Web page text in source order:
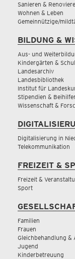
Sanieren &
Wohnen & Leben
Gemeinnützige/
BILDUNG &
Aus- und
Kindergärten &
Landesarchiv
Landesbibliothek
Institut für
Stipendien &
Wissenschaft &
Digitalisierung in
Telekommunikation
FREIZEIT &
Freizeit &
Sport
Familien
Frauen
Gleichbehandlung
Jugend
Kinderbetreuung